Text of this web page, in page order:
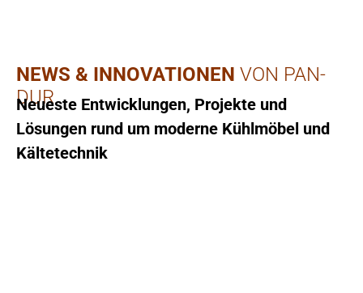
NEWS & INNOVATIONEN VON PAN-
DUR
Neueste Entwicklungen, Projekte und
Lösungen rund um moderne Kühlmöbel und
Kältetechnik